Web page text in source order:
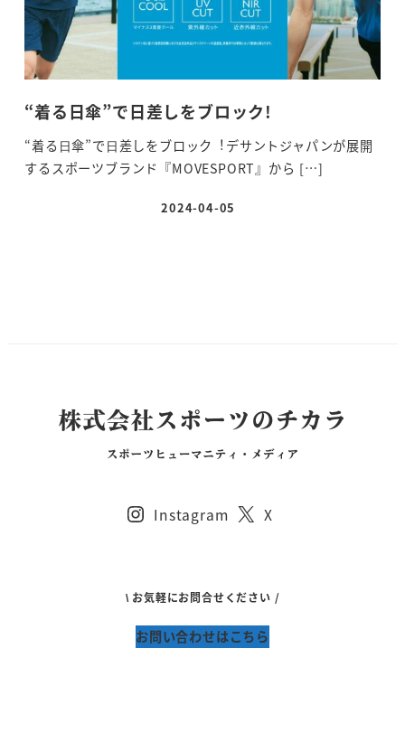
“着る日傘”で日差しをブロック!
“着る⽇傘”で⽇差しをブロック︕デサントジャパンが展開
するスポーツブランド『MOVESPORT』から […]
投稿日
2024-04-05
Instagram X
\ お気軽にお問合せください /
お問い合わせはこちら